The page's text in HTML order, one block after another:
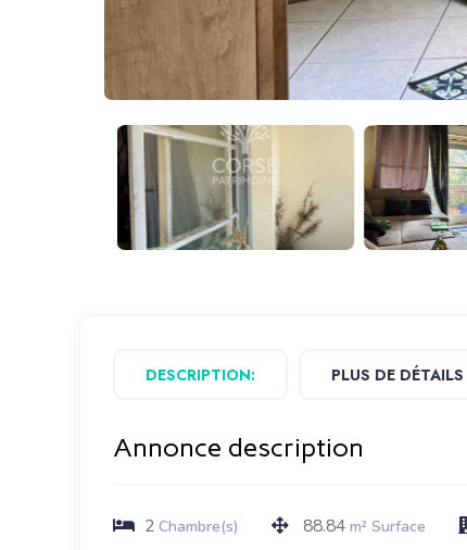
DESCRIPTION: PLUS DE DÉTAILS
Annonce description
2 Chambre(s) 88.84 m² Surface